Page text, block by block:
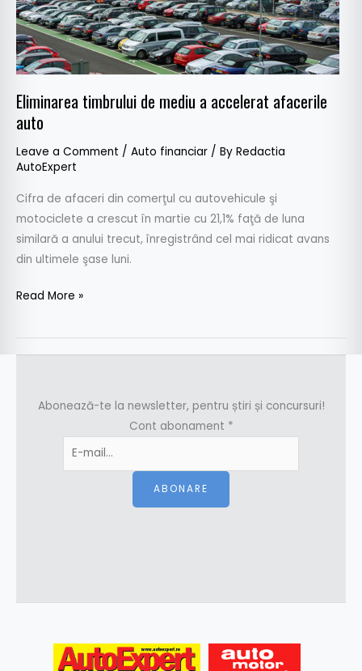
Eliminarea timbrului de mediu a accelerat afacerile
auto
Leave a Comment / Auto financiar / By Redactia
AutoExpert
Cifra de afaceri din comerţul cu autovehicule şi
motociclete a crescut în martie cu 21,1% faţă de luna
similară a anului trecut, înregistrând cel mai ridicat avans
din ultimele şase luni.
auto
Read More »
Abonează-te la newsletter, pentru știri și concursuri!
Cont abonament *
ABONARE